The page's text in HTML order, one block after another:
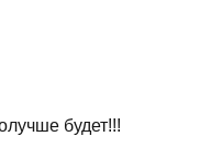
будет!!!